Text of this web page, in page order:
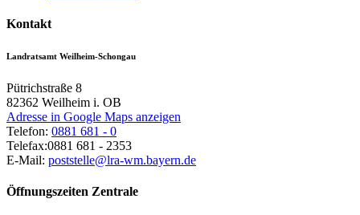
Kontakt
Landratsamt Weilheim-Schongau
Pütrichstraße 8
82362 Weilheim i. OB
Adresse in Google Maps anzeigen
Telefon: 0881 681 - 0
Telefax:0881 681 - 2353
E-Mail: poststelle@lra-wm.bayern.de
Öffnungszeiten Zentrale